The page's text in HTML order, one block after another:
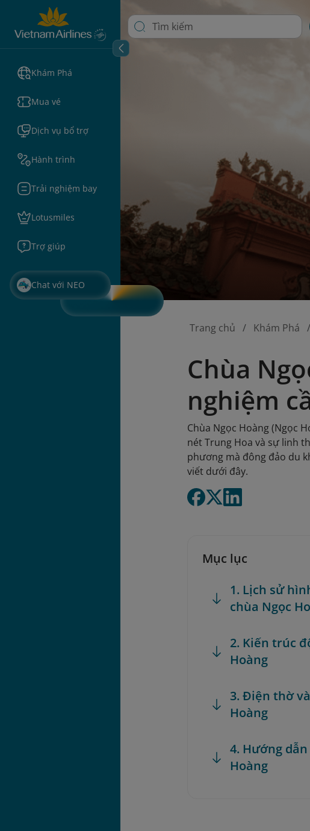
Khám Phá
Mua vé
Dịch vụ bổ trợ
Hành trình
Trải nghiệm bay
Lotusmiles
Trợ giúp
Chat với NEO
Trang chủ Khám Phá
Chùa
nghiệm
Chùa Ngọc Hoàng (Ngọc
nét Trung Hoa và sự linh
phương mà đông đảo du
viết dưới đây.
Mục lục
1. Lịch sử
chùa Ngọc
2. Kiến trúc
Hoàng
3. Điện thờ
Hoàng
4. Hướng
Hoàng